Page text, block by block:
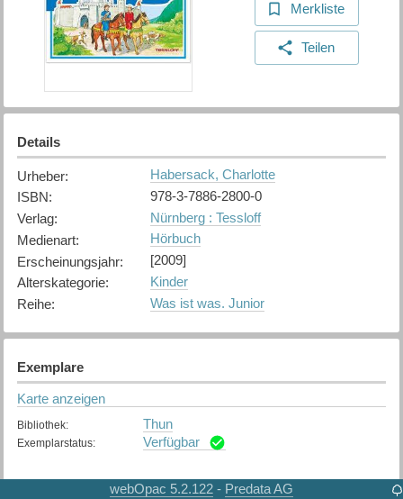
Merkliste
Teilen
Details
Urheber:
Habersack, Charlotte
ISBN:
978-3-7886-2800-0
Verlag:
Nürnberg : Tessloff
Medienart:
Hörbuch
Erscheinungsjahr:
[2009]
Alterskategorie:
Kinder
Reihe: Was ist was. Junior
Exemplare
Karte anzeigen
Bibliothek: Thun
Exemplarstatus: Verfügbar
webOpac 5.2.122 - Predata AG